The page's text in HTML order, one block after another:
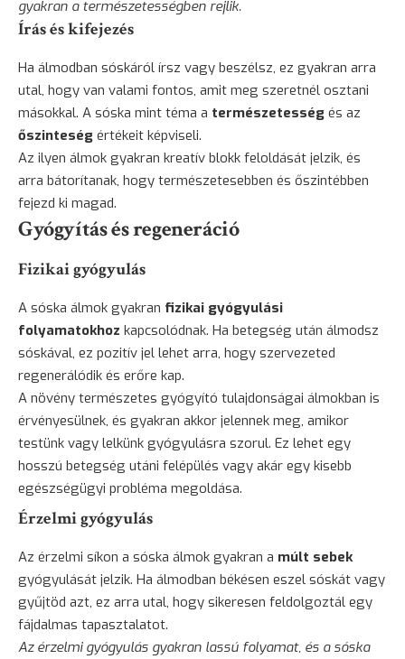
gyakran a természetességben rejlik.
Írás és kifejezés
Ha álmodban sóskáról írsz vagy beszélsz, ez gyakran arra
utal, hogy van valami fontos, amit meg szeretnél osztani
másokkal. A sóska mint téma a természetesség és az
őszinteség értékeit képviseli.
Az ilyen álmok gyakran kreatív blokk feloldását jelzik, és
arra bátorítanak, hogy természetesebben és őszintébben
fejezd ki magad.
Gyógyítás és regeneráció
Fizikai gyógyulás
A sóska álmok gyakran fizikai gyógyulási
folyamatokhoz kapcsolódnak. Ha betegség után álmodsz
sóskával, ez pozitív jel lehet arra, hogy szervezeted
regenerálódik és erőre kap.
A növény természetes gyógyító tulajdonságai álmokban is
érvényesülnek, és gyakran akkor jelennek meg, amikor
testünk vagy lelkünk gyógyulásra szorul. Ez lehet egy
hosszú betegség utáni felépülés vagy akár egy kisebb
egészségügyi probléma megoldása.
Érzelmi gyógyulás
Az érzelmi síkon a sóska álmok gyakran a múlt sebek
gyógyulását jelzik. Ha álmodban békésen eszel sóskát vagy
gyűjtöd azt, ez arra utal, hogy sikeresen feldolgoztál egy
fájdalmas tapasztalatot.
Az érzelmi gyógyulás gyakran lassú folyamat, és a sóska